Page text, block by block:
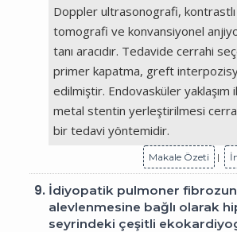
Doppler ultrasonografi, kontrastlı
tomografi ve konvansiyonel
tanı aracıdır. Tedavide cerrahi
primer kapatma, greft
edilmiştir. Endovasküler yaklaşım
metal stentin yerleştirilmesi
bir tedavi yöntemidir.
Makale Özeti |
9. İdiyopatik pulmoner
alevlenmesine bağlı olarak
seyrindeki çeşitli